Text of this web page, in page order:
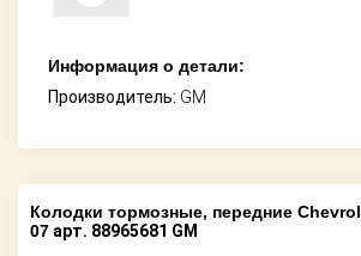
Информация о детали:
Производитель: GM
Колодки тормозные, передние
07 арт. 88965681 GM